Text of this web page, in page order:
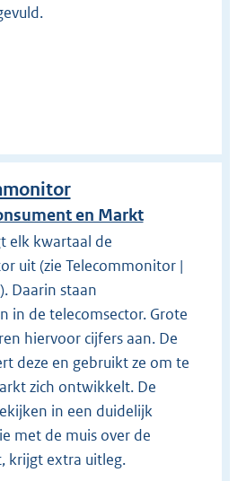
en Markt
elk kwartaal de
uit (zie Telecommonitor |
Daarin staan
in de telecomsector. Grote
hiervoor cijfers aan. De
deze en gebruikt ze om te
zich ontwikkelt. De
in een duidelijk
met de muis over de
krijgt extra uitleg.